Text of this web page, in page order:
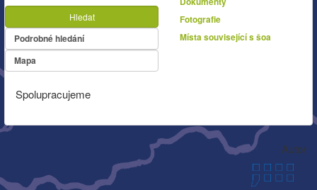
Hledat
Podrobné hledání
Mapa
Fotografie
Místa související s šoa
Spolupracujeme
Autor